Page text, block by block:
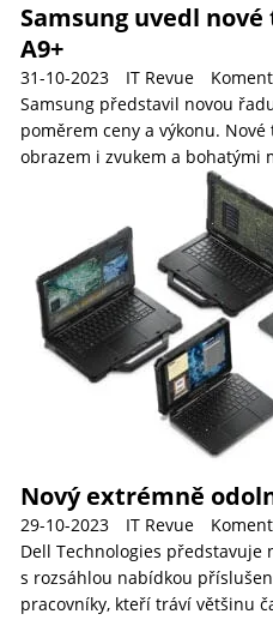
Samsung uvedl nové
A9+
31-10-2023 IT Revue
Samsung představil novou
poměrem ceny a výkonu.
obrazem i zvukem a bohatými
Nový extrémně
29-10-2023 IT Revue
Dell Technologies představuje
s rozsáhlou nabídkou
pracovníky, kteří tráví většinu